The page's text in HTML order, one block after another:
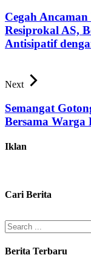
Cegah
Resiprokal AS,
Antisipatif
Next
Semangat
Bersama Warga
Iklan
Cari Berita
Berita Terbaru